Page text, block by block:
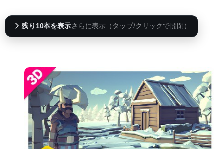
残り10本を表示さらに表示（タップ/クリックで開閉）